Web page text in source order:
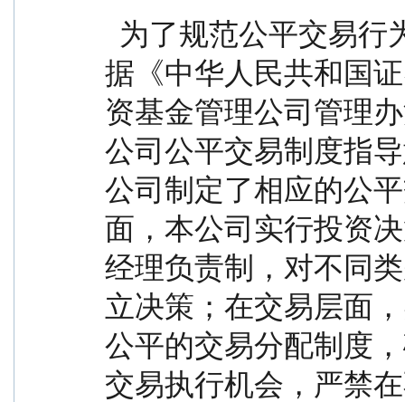
据《中华人民共和国
资基金管理公司管理
公司公平交易制度指
公司制定了相应的公
面，本公司实行投资
经理负责制，对不同
立决策；在交易层面
公平的交易分配制度
交易执行机会，严禁